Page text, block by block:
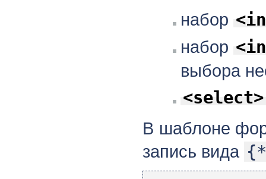
набор
набор
выбора
<select>
В шаблоне
запись вида